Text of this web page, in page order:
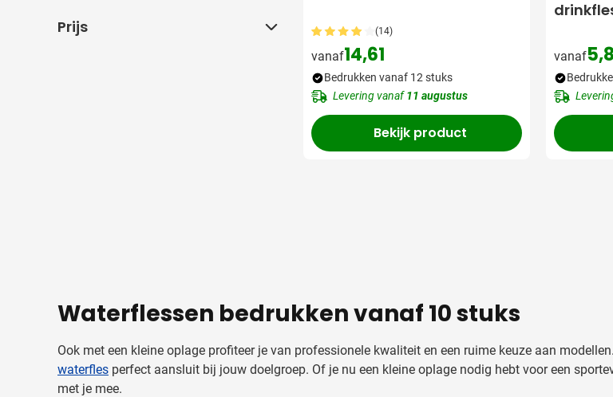
Prijs
Prijs (14)
vanaf14,61
Bedrukken vanaf 12 stuks
Levering vanaf11 augustus
Bekijk product
vanaf
Waterflessen bedrukken vanaf 10 stuks
Ook met een kleine oplage profiteer je van professionele kwaliteit en een ruime keuze aan
waterfles perfect aansluit bij jouw doelgroep. Of je nu een kleine oplage nodig hebt voor een
met je mee.